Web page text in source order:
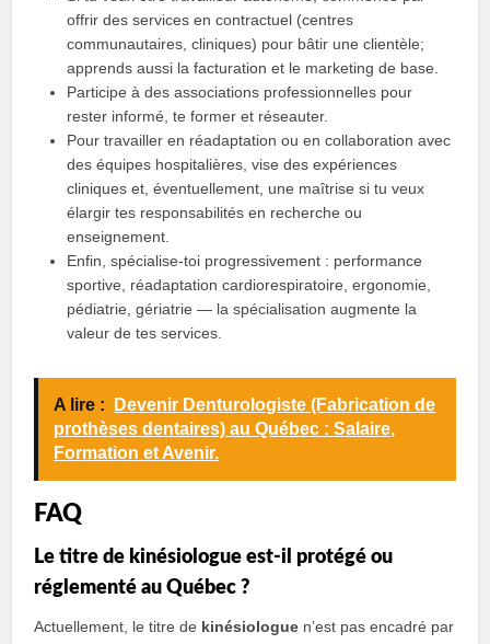
offrir des services en contractuel (centres
communautaires, cliniques) pour bâtir une clientèle;
apprends aussi la facturation et le marketing de base.
Participe à des associations professionnelles pour
rester informé, te former et réseauter.
Pour travailler en réadaptation ou en collaboration avec
des équipes hospitalières, vise des expériences
cliniques et, éventuellement, une maîtrise si tu veux
élargir tes responsabilités en recherche ou
enseignement.
Enfin, spécialise‑toi progressivement : performance
sportive, réadaptation cardiorespiratoire, ergonomie,
pédiatrie, gériatrie — la spécialisation augmente la
valeur de tes services.
A lire :
Devenir Denturologiste (Fabrication de
prothèses dentaires) au Québec : Salaire,
Formation et Avenir.
FAQ
Le titre de kinésiologue est‑il protégé ou
réglementé au Québec ?
Actuellement, le titre de kinésiologue n’est pas encadré par